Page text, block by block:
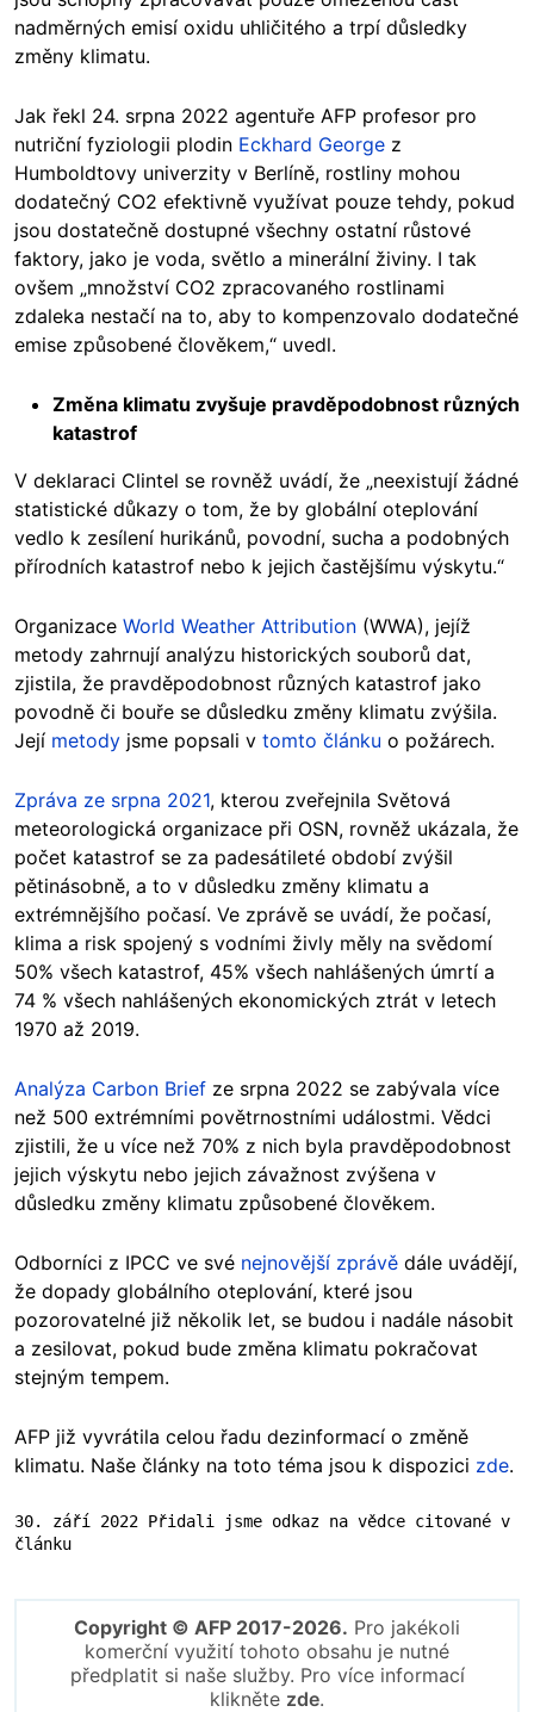
nadměrných emisí oxidu uhličitého a trpí důsledky
změny klimatu.
Jak řekl 24. srpna 2022 agentuře AFP profesor pro
nutriční fyziologii plodin Eckhard George z
Humboldtovy univerzity v Berlíně, rostliny mohou
dodatečný CO2 efektivně využívat pouze tehdy, pokud
jsou dostatečně dostupné všechny ostatní růstové
faktory, jako je voda, světlo a minerální živiny. I tak
ovšem „množství CO2 zpracovaného rostlinami
zdaleka nestačí na to, aby to kompenzovalo dodatečné
emise způsobené člověkem,“ uvedl.
Změna klimatu zvyšuje pravděpodobnost různých
katastrof
V deklaraci Clintel se rovněž uvádí, že „neexistují žádné
statistické důkazy o tom, že by globální oteplování
vedlo k zesílení hurikánů, povodní, sucha a podobných
přírodních katastrof nebo k jejich častějšímu výskytu.“
Organizace World Weather Attribution (WWA), jejíž
metody zahrnují analýzu historických souborů dat,
zjistila, že pravděpodobnost různých katastrof jako
povodně či bouře se důsledku změny klimatu zvýšila.
Její metody jsme popsali v tomto článku o požárech.
Zpráva ze srpna 2021, kterou zveřejnila Světová
meteorologická organizace při OSN, rovněž ukázala, že
počet katastrof se za padesátileté období zvýšil
pětinásobně, a to v důsledku změny klimatu a
extrémnějšího počasí. Ve zprávě se uvádí, že počasí,
klima a risk spojený s vodními živly měly na svědomí
50% všech katastrof, 45% všech nahlášených úmrtí a
74 % všech nahlášených ekonomických ztrát v letech
1970 až 2019.
Analýza Carbon Brief ze srpna 2022 se zabývala více
než 500 extrémními povětrnostními událostmi. Vědci
zjistili, že u více než 70% z nich byla pravděpodobnost
jejich výskytu nebo jejich závažnost zvýšena v
důsledku změny klimatu způsobené člověkem.
Odborníci z IPCC ve své nejnovější zprávě dále uvádějí,
že dopady globálního oteplování, které jsou
pozorovatelné již několik let, se budou i nadále násobit
a zesilovat, pokud bude změna klimatu pokračovat
stejným tempem.
AFP již vyvrátila celou řadu dezinformací o změně
klimatu. Naše články na toto téma jsou k dispozici zde.
30. září 2022 Přidali jsme odkaz na vědce citované v
článku
Copyright © AFP 2017-2026. Pro jakékoli
komerční využití tohoto obsahu je nutné
předplatit si naše služby. Pro více informací
klikněte zde.